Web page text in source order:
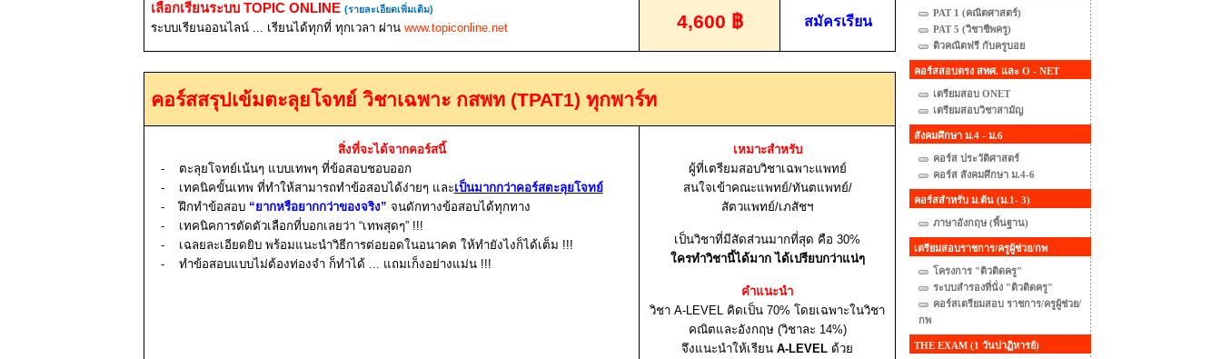
เลือกเรียนระบบTOPIC ONLINE (รายละเอียดเพิ่มเติม)
ระบบเรียนออนไลน์ ... เรียนได้ทุกที่ ทุกเวลา ผ่านwww.topiconline.net 4,600 ฿ สมัครเรียน
คอร์สสรุปเข้มตะลุยโจทย์ วิชาเฉพาะ กสพท (TPAT1) ทุกพาร์ท
สิ่งที่จะได้จากคอร์สนี้
-
ตะลุยโจทย์เน้นๆ แบบเทพๆ ที่ข้อสอบชอบออก
-
เทคนิคขั้นเทพ ที่ทำให้สามารถทำข้อสอบได้ง่ายๆ และเป็นมากกว่าคอร์สตะลุยโจทย์
-
ฝึกทำข้อสอบ “ยากหรือยากกว่าของจริง” จนดักทางข้อสอบได้ทุกทาง
-
เทคนิคการตัดตัวเลือกที่บอกเลยว่า “เทพสุดๆ” !!!
-
เฉลยละเอียดยิบ พร้อมแนะนำวิธีการต่อยอดในอนาคต ให้ทำยังไงก็ได้เต็ม !!!
-
ทำข้อสอบแบบไม่ต้องท่องจำ ก็ทำได้ ... แถมเก็งอย่างแม่น !!!
เหมาะสำหรับ
ผู้ที่เตรียมสอบวิชาเฉพาะแพทย์
สนใจเข้าคณะแพทย์/ทันตแพทย์/
สัตวแพทย์/เภสัชฯ
เป็นวิชาที่มีสัดส่วนมากที่สุด คือ 30%
ใครทำวิชานี้ได้มาก ได้เปรียบกว่าแน่ๆ
คำแนะนำ
วิชา A-LEVEL คิดเป็น 70% โดยเฉพาะในวิชา
คณิตและอังกฤษ (วิชาละ 14%)
จึงแนะนำให้เรียน A-LEVEL ด้วย
PAT 1 (คณิตศาสตร์)
PAT 5 (วิชาชีพครู)
ติวคณิตฟรี กับครูบอย
คอร์สสอบตรง สทศ. และ O - NET
เตรียมสอบ ONET
เตรียมสอบวิชาสามัญ
สังคมศึกษา ม.4 - ม.6
คอร์ส ประวัติศาสตร์
คอร์ส สังคมศึกษา ม.4-6
คอร์สสำหรับ ม.ต้น (ม.1- 3)
ภาษาอังกฤษ (พื้นฐาน)
เตรียมสอบราชการ/ครูผู้ช่วย/กพ
โครงการ "ติวติดครู"
ระบบสำรองที่นั่ง "ติวติดครู"
คอร์สเตรียมสอบ ราชการ/ครูผู้ช่วย/
กพ
THE EXAM (1 วันปาฏิหารย์)